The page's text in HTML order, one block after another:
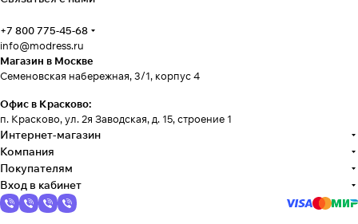
+7 800 775-45-68
info@modress.ru
Магазин в Москве
Семеновская набережная, 3/1, корпус 4
Офис в Красково:
п. Красково, ул. 2я Заводская, д. 15, строение 1
Интернет-магазин
Компания
Покупателям
Вход в кабинет